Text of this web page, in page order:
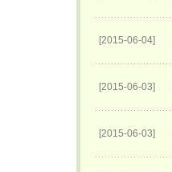
[2015-06-04]
[2015-06-03]
[2015-06-03]